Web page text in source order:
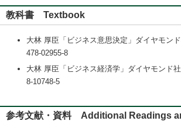
教科書 Textbook
大林 厚臣「ビジネス意思決定」ダイヤモン
478-02955-8
大林 厚臣「ビジネス経済学」ダイヤモンド
8-10748-5
参考文献・資料 Additional Readings